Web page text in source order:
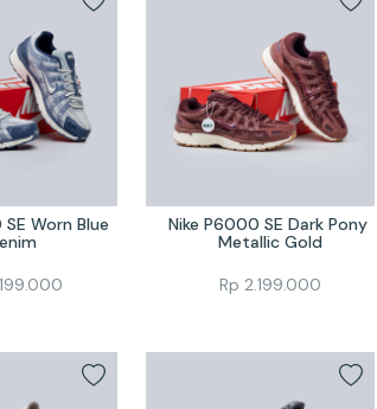
Worn Blue
Nike P6000 SE Dark Pony
Metallic Gold
Rp 2.199.000